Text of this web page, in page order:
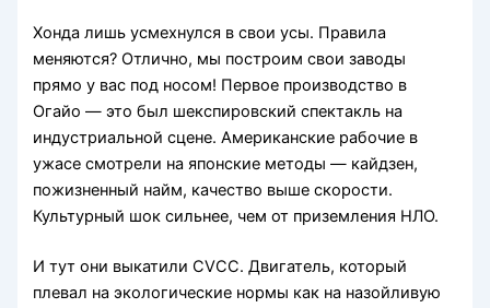
Хонда лишь усмехнулся в свои усы. Правила
меняются? Отлично, мы построим свои заводы
прямо у вас под носом! Первое производство в
Огайо — это был шекспировский спектакль на
индустриальной сцене. Американские рабочие в
ужасе смотрели на японские методы — кайдзен,
пожизненный найм, качество выше скорости.
Культурный шок сильнее, чем от приземления НЛО.
И тут они выкатили CVCC. Двигатель, который
плевал на экологические нормы как на назойливую